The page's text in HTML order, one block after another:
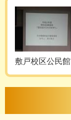
敷戸校区公民館